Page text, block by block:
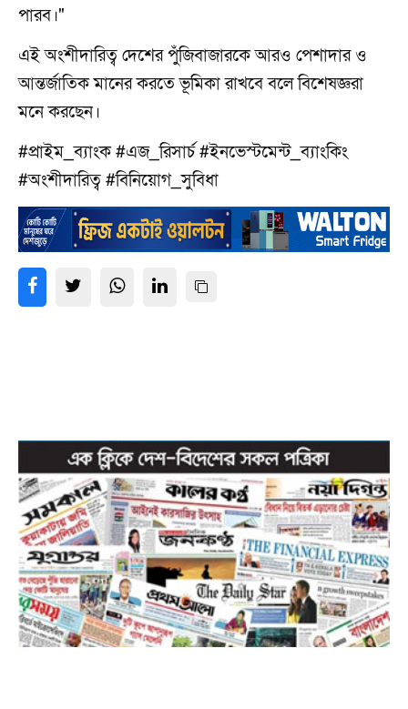
পারব।"
এই অংশীদারিত্ব দেশের পুঁজিবাজারকে আরও পেশাদার ও
আন্তর্জাতিক মানের করতে ভূমিকা রাখবে বলে বিশেষজ্ঞরা
মনে করছেন।
#প্রাইম_ব্যাংক #এজ_রিসার্চ #ইনভেস্টমেন্ট_ব্যাংকিং
#অংশীদারিত্ব #বিনিয়োগ_সুবিধা